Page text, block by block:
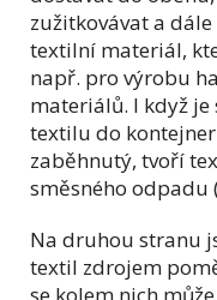
zužitkovávat a
textilní materiál,
např. pro výrobu
materiálů. I když
textilu do
zaběhnutý, tvoří
směsného odpadu
Na druhou stranu
textil zdrojem
se kolem nich